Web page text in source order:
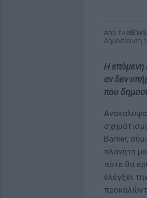
Από το
Δημοσίευση
Η επόμενη
αν δεν
που
Barker,
πλανήτη
πότε θα
ελέγξει